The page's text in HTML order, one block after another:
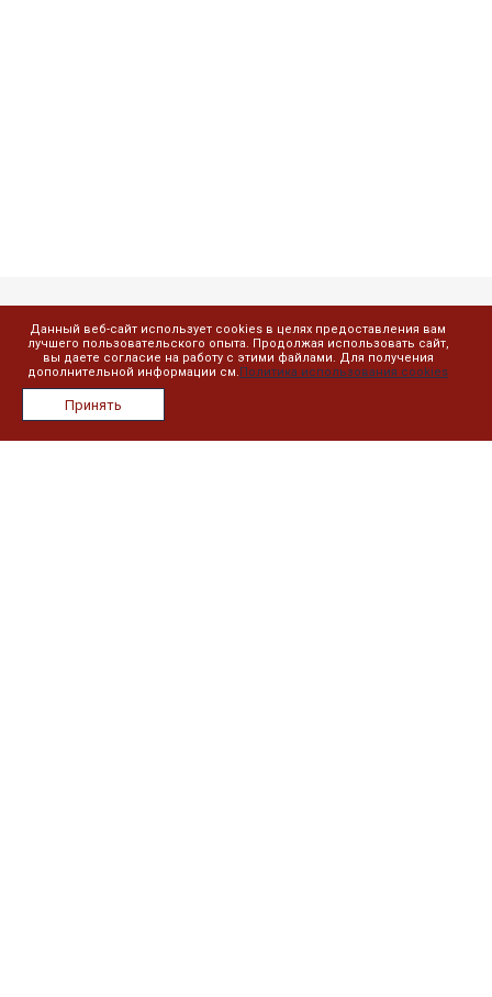
Данный веб-сайт использует cookies в целях предоставления вам
лучшего пользовательского опыта. Продолжая использовать сайт,
вы даете согласие на работу с этими файлами. Для получения
дополнительной информации см.Политика использования cookies
Принять
Компания
О компании
Сотрудники